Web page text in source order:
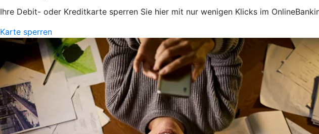
Ihre Debit- oder Kreditkarte sperren Sie hier mit nur wenigen Klicks im
Karte sperren